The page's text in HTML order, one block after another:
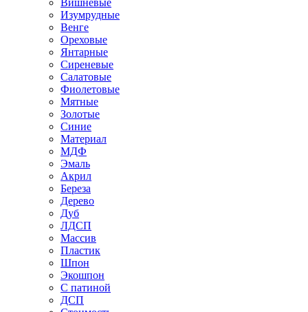
Вишневые
Изумрудные
Венге
Ореховые
Янтарные
Сиреневые
Салатовые
Фиолетовые
Мятные
Золотые
Синие
Материал
МДФ
Эмаль
Акрил
Береза
Дерево
Дуб
ЛДСП
Массив
Пластик
Шпон
Экошпон
С патиной
ДСП